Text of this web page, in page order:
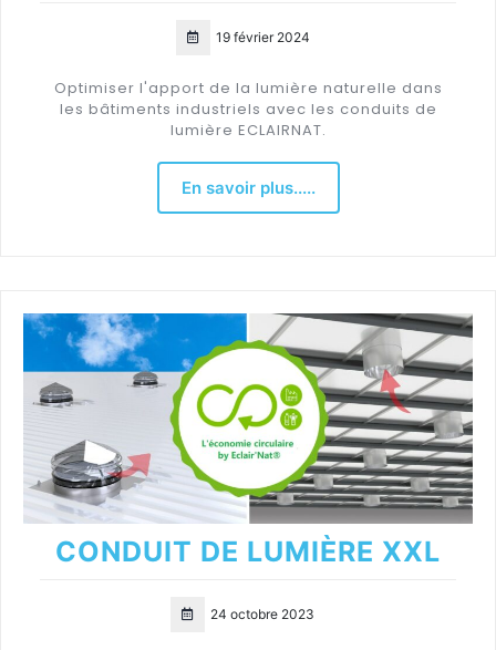
19 février 2024
Optimiser l'apport de la lumière naturelle dans
les bâtiments industriels avec les conduits de
lumière ECLAIRNAT.
En savoir plus.....
CONDUIT DE LUMIÈRE XXL
24 octobre 2023